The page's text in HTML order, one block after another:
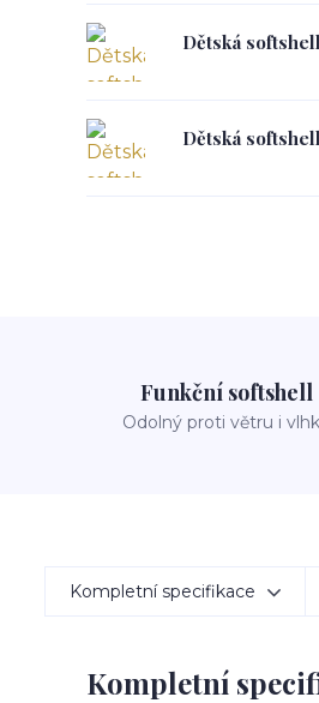
Dětská
Dětská
Funkční softshell
Odolný proti větru i
Kompletní specifikace
Kompletní